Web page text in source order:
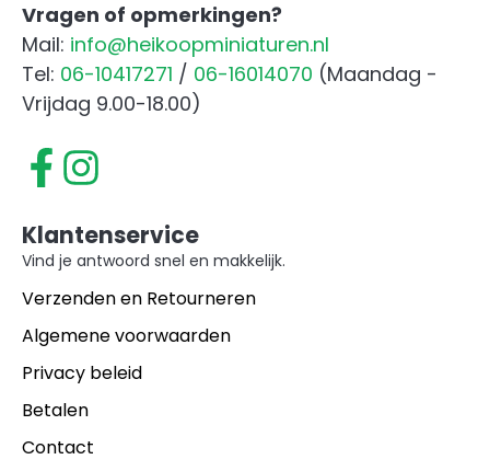
Vragen of opmerkingen?
Mail: info@heikoopminiaturen.nl
Tel: 06-10417271 / 06-16014070 (Maandag -
Vrijdag 9.00-18.00)
Klantenservice
Vind je antwoord snel en makkelijk.
Verzenden en Retourneren
Algemene voorwaarden
Privacy beleid
Betalen
Contact